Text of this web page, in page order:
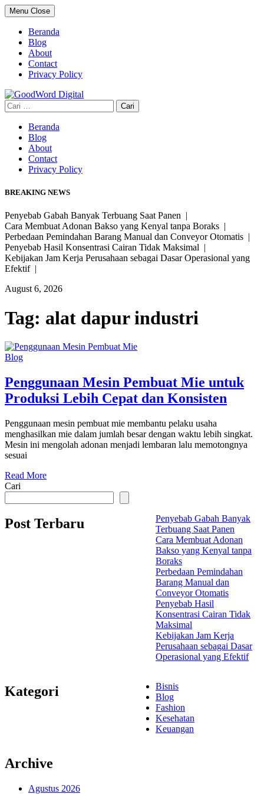
Skip
to
content
Menu Close
Beranda
Blog
About
Contact
Privacy Policy
Cari
untuk:
Beranda
Blog
About
Contact
Privacy Policy
BREAKING NEWS
Penyebab Gabah Banyak Terbuang Saat Panen |
Cara Membuat Adonan Bakso yang Kenyal tanpa Boraks |
Perbedaan Pemindahan Barang Manual dan Conveyor Otomatis |
Penyebab Hasil Konsentrasi Cairan Tidak Maksimal |
Kebijakan Jam Kerja Perusahaan sebagai Dasar Operasional yang
Efektif |
August 6, 2026
Tag: alat dapur industri
Blog
Penggunaan Mesin Pembuat Mie untuk
Produksi Lebih Cepat dan Konsisten
Penggunaan mesin pembuat mie membantu pelaku usaha
menghasilkan mie dalam jumlah besar dengan waktu lebih singkat.
Mesin ini mengolah adonan menjadi lembaran lalu memotongnya
sesuai
Read More
Cari
Post Terbaru
Penyebab Gabah Banyak
Terbuang Saat Panen
Cara Membuat Adonan
Bakso yang Kenyal tanpa
Boraks
Perbedaan Pemindahan
Barang Manual dan
Conveyor Otomatis
Penyebab Hasil
Konsentrasi Cairan Tidak
Maksimal
Kebijakan Jam Kerja
Perusahaan sebagai Dasar
Operasional yang Efektif
Kategori
Bisnis
Blog
Fashion
Kesehatan
Keuangan
Archive
Agustus 2026